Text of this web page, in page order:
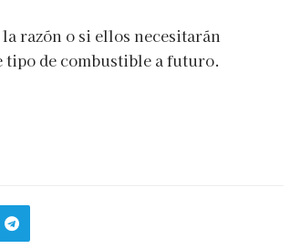
razón o si ellos necesitarán
tipo de combustible a futuro.